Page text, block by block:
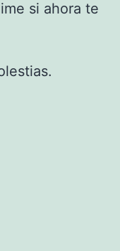
si ahora te